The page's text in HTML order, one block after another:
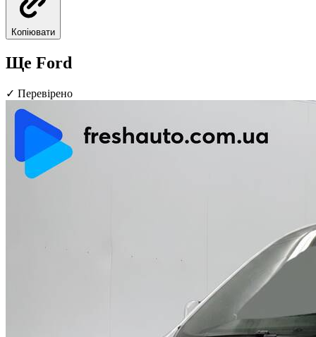
Копіювати
Ще Ford
✓ Перевірено